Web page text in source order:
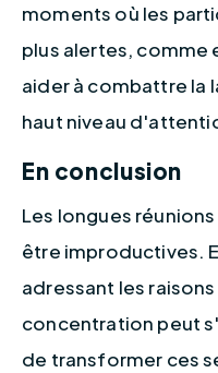
moments où les
plus alertes, comme
aider à combattre la
haut niveau
En conclusion
Les longues
être improductives.
adressant les
concentration peut
de transformer ces